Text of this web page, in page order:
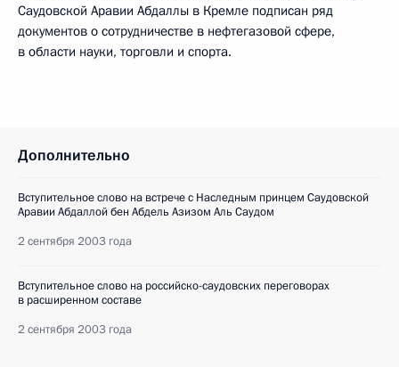
Саудовской Аравии Абдаллы в Кремле подписан ряд
документов о сотрудничестве в нефтегазовой сфере,
в области науки, торговли и спорта.
Дополнительно
Вступительное слово на встрече с Наследным принцем Саудовской
Аравии Абдаллой бен Абдель Азизом Аль Саудом
2 сентября 2003 года
Вступительное слово на российско-саудовских переговорах
в расширенном составе
2 сентября 2003 года